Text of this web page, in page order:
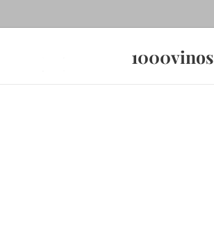
1000vinos